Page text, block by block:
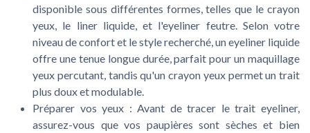
disponible sous différentes formes, telles que le crayon
yeux, le liner liquide, et l'eyeliner feutre. Selon votre
niveau de confort et le style recherché, un eyeliner liquide
offre une tenue longue durée, parfait pour un maquillage
yeux percutant, tandis qu'un crayon yeux permet un trait
plus doux et modulable.
Préparer vos yeux : Avant de tracer le trait eyeliner,
assurez-vous que vos paupières sont sèches et bien